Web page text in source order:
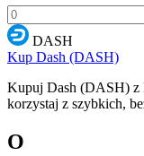
DASH
Kup Dash (DASH)
Kupuj Dash (DASH) z
korzystaj z szybkich,
O